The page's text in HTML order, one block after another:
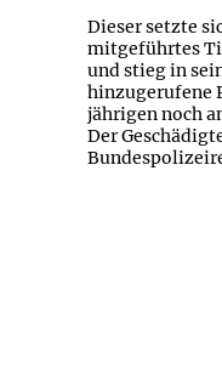
Dieser setzte
mitgeführtes
und stieg in
hinzugerufene
jährigen noch
Der